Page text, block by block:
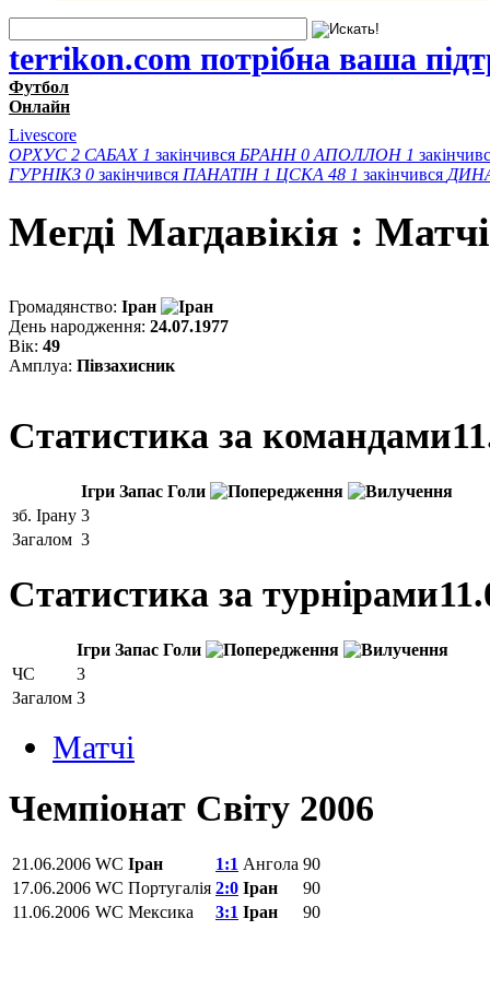
terrikon.com потрібна ваша
Футбол
Онлайн
Livescore
ОРХУС 2 САБАХ 1 закінчився БРАНН 0 АПОЛЛОН 1
ГУРНІКЗ 0 закінчився ПАНАТІН 1 ЦСКА 48 1 закінчився
Мегді Магдавікія : Матчi
Громадянство: Іран
День народження: 24.07.1977
Вік: 49
Амплуа: Півзахисник
Статистика за командами
Ігри Запас Голи
зб. Ірану 3
Загалом 3
Статистика за турнірами
Ігри Запас Голи
ЧС
3
Загалом 3
Матчi
Чемпіонат Світу 2006
21.06.2006 WC Іран 1:1 Ангола 90
17.06.2006 WC Португалія 2:0 Іран
90
11.06.2006 WC Мексика 3:1 Іран 90